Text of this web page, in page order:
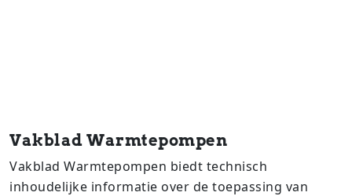
Vakblad Warmtepompen
Vakblad Warmtepompen biedt technisch
inhoudelijke informatie over de toepassing van